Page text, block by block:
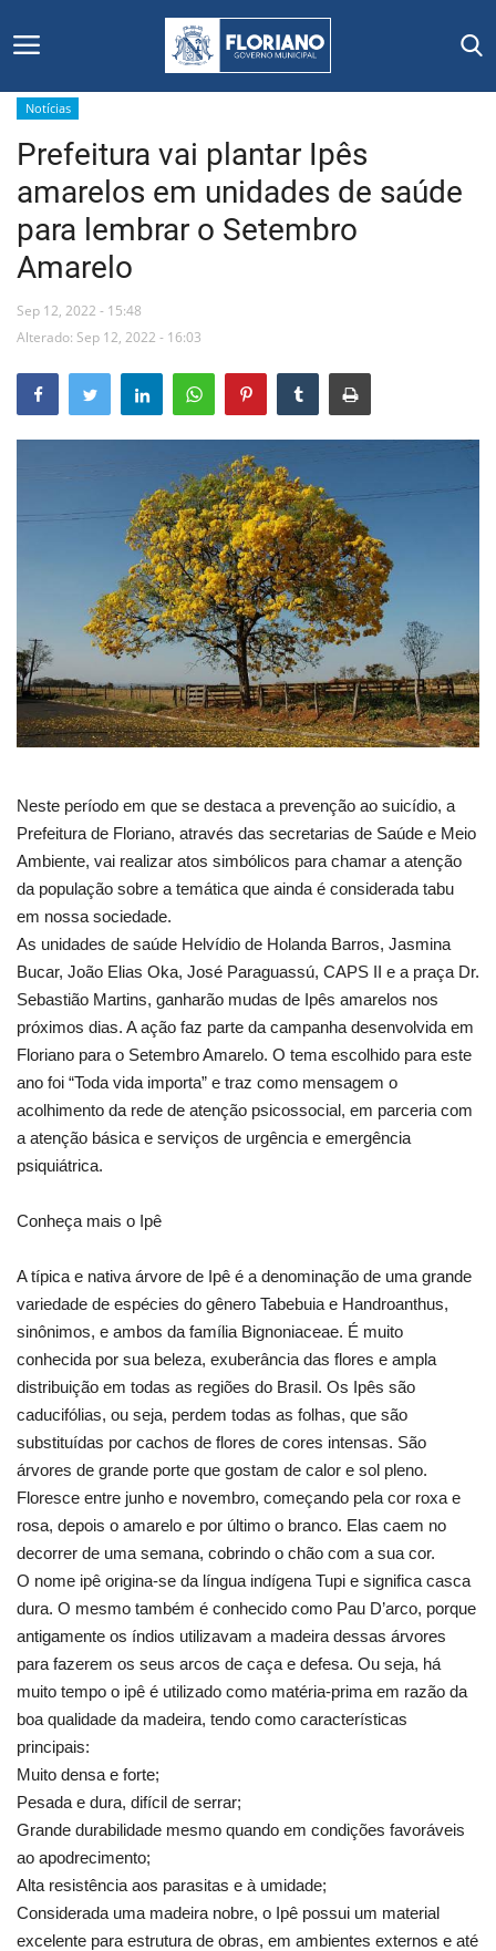
Início
Editais
Floriano
Secretarias e Órgãos
Mural de Licitações
Notícias
Prefeitura vai plantar Ipês
amarelos em unidades de saúde
para lembrar o Setembro
Amarelo
Sep 12, 2022 - 15:48
Alterado: Sep 12, 2022 - 16:03
Neste período em que se destaca a prevenção ao suicídio, a
Prefeitura de Floriano, através das secretarias de Saúde e Meio
Ambiente, vai realizar atos simbólicos para chamar a atenção
da população sobre a temática que ainda é considerada tabu
em nossa sociedade.
As unidades de saúde Helvídio de Holanda Barros, Jasmina
Bucar, João Elias Oka, José Paraguassú, CAPS II e a praça Dr.
Sebastião Martins, ganharão mudas de Ipês amarelos nos
próximos dias. A ação faz parte da campanha desenvolvida em
Floriano para o Setembro Amarelo. O tema escolhido para este
ano foi “Toda vida importa” e traz como mensagem o
acolhimento da rede de atenção psicossocial, em parceria com
a atenção básica e serviços de urgência e emergência
psiquiátrica.
Conheça mais o Ipê
A típica e nativa árvore de Ipê é a denominação de uma grande
variedade de espécies do gênero Tabebuia e Handroanthus,
sinônimos, e ambos da família Bignoniaceae. É muito
conhecida por sua beleza, exuberância das flores e ampla
distribuição em todas as regiões do Brasil. Os Ipês são
caducifólias, ou seja, perdem todas as folhas, que são
substituídas por cachos de flores de cores intensas. São
árvores de grande porte que gostam de calor e sol pleno.
Floresce entre junho e novembro, começando pela cor roxa e
rosa, depois o amarelo e por último o branco. Elas caem no
decorrer de uma semana, cobrindo o chão com a sua cor.
O nome ipê origina-se da língua indígena Tupi e significa casca
dura. O mesmo também é conhecido como Pau D’arco, porque
antigamente os índios utilizavam a madeira dessas árvores
para fazerem os seus arcos de caça e defesa. Ou seja, há
muito tempo o ipê é utilizado como matéria-prima em razão da
boa qualidade da madeira, tendo como características
principais:
Muito densa e forte;
Pesada e dura, difícil de serrar;
Grande durabilidade mesmo quando em condições favoráveis
ao apodrecimento;
Alta resistência aos parasitas e à umidade;
Considerada uma madeira nobre, o Ipê possui um material
excelente para estrutura de obras, em ambientes externos e até